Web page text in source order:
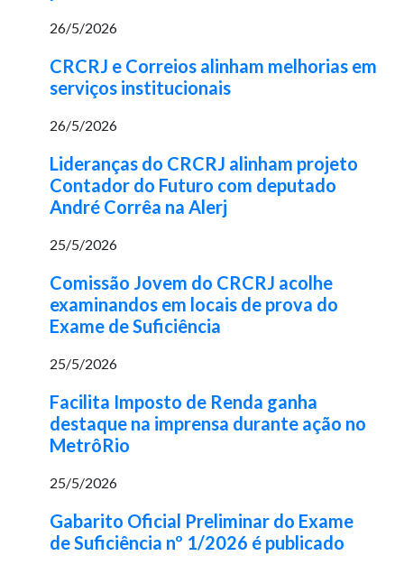
26/5/2026
CRCRJ e Correios alinham melhorias em
serviços institucionais
26/5/2026
Lideranças do CRCRJ alinham projeto
Contador do Futuro com deputado
André Corrêa na Alerj
25/5/2026
Comissão Jovem do CRCRJ acolhe
examinandos em locais de prova do
Exame de Suficiência
25/5/2026
Facilita Imposto de Renda ganha
destaque na imprensa durante ação no
MetrôRio
25/5/2026
Gabarito Oficial Preliminar do Exame
de Suficiência nº 1/2026 é publicado